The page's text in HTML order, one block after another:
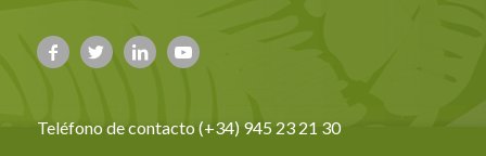
Teléfono de contacto (+34) 945 23 21 30